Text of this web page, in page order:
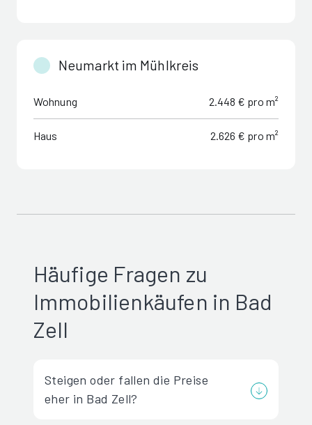
Neumarkt im Mühlkreis
Wohnung 2.448 € pro m²
Haus 2.626 € pro m²
Häufige Fragen zu
Immobilienkäufen in Bad
Zell
Steigen oder fallen die Preise
eher in Bad Zell?